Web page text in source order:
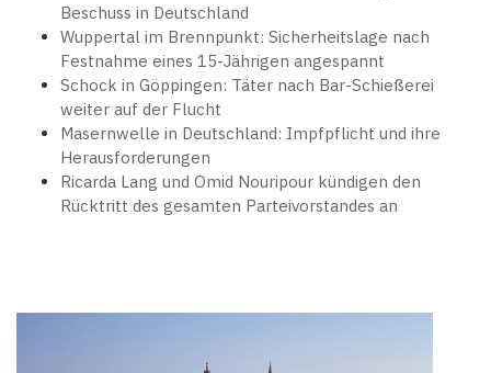
Beschuss in Deutschland
Wuppertal im Brennpunkt: Sicherheitslage nach
Festnahme eines 15-Jährigen angespannt
Schock in Göppingen: Täter nach Bar-Schießerei
weiter auf der Flucht
Masernwelle in Deutschland: Impfpflicht und ihre
Herausforderungen
Ricarda Lang und Omid Nouripour kündigen den
Rücktritt des gesamten Parteivorstandes an